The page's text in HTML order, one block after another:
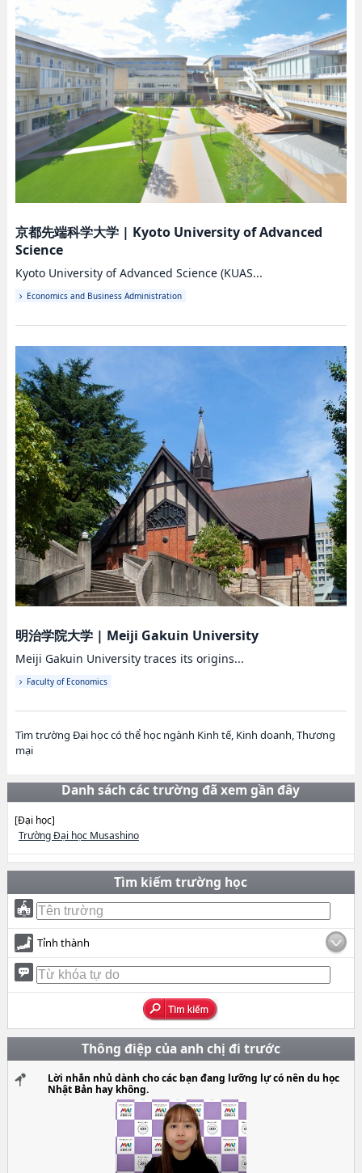
京都先端科学大学| Kyoto University of Advanced
Science
Kyoto University of Advanced Science (KUAS...
Economics and Business Administration
明治学院大学| Meiji Gakuin University
Meiji Gakuin University traces its origins...
Faculty of Economics
Tìm trường Đại học có thể học ngành Kinh tế, Kinh doanh, Thương
mại
Danh sách các trường đã xem gần đây
[Đại học]
Trường Đại học Musashino
Tìm kiếm trường học
Tỉnh thành
Thông điệp của anh chị đi trước
Lời nhắn nhủ dành cho các bạn đang lưỡng lự có nên du học
Nhật Bản hay không.